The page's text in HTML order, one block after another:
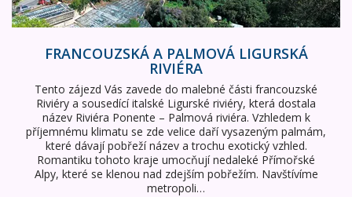
FRANCOUZSKÁ A PALMOVÁ LIGURSKÁ
RIVIÉRA
Tento zájezd Vás zavede do malebné části francouzské
Riviéry a sousedící italské Ligurské riviéry, která dostala
název Riviéra Ponente – Palmová riviéra. Vzhledem k
příjemnému klimatu se zde velice daří vysazeným palmám,
které dávají pobřeží název a trochu exotický vzhled.
Romantiku tohoto kraje umocňují nedaleké Přímořské
Alpy, které se klenou nad zdejším pobřežím. Navštívíme
metropoli…